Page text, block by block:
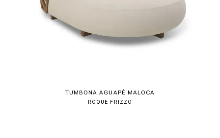
TUMBONA AGUAPÉ MALOCA
ROQUE FRIZZO